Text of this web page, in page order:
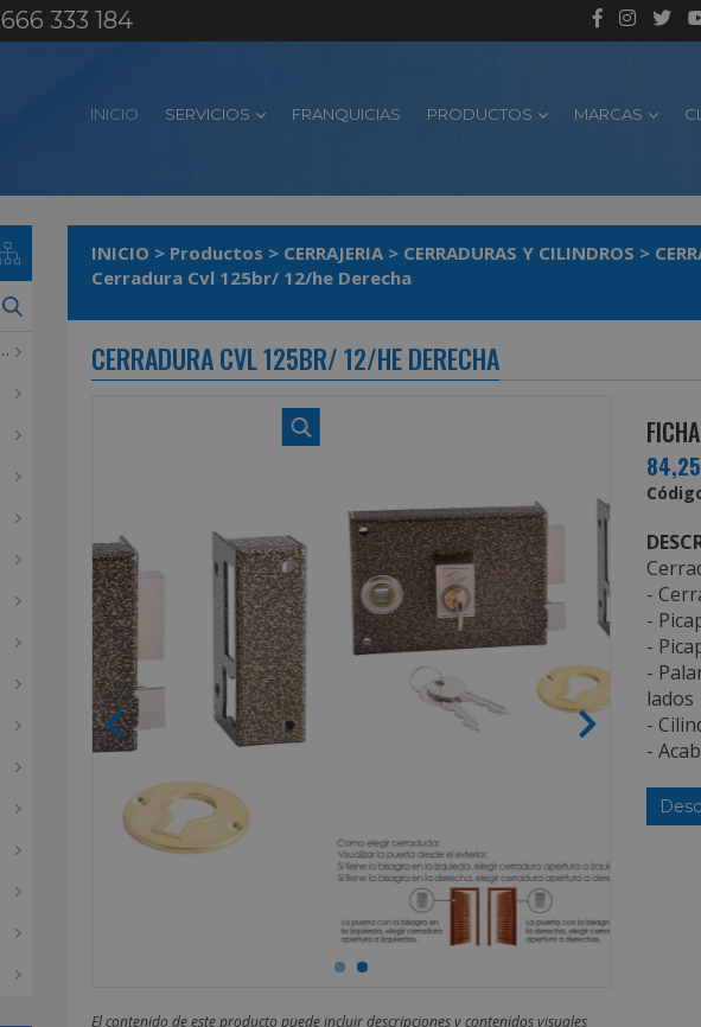
666 333 184
INICIO SERVICIOS FRANQUICIAS PRODUCTOS MARCAS
INICIO > Productos > CERRAJERIA > CERRADURAS Y CILINDROS >
Cerradura Cvl 125br/ 12/he Derecha
CERRADURA CVL 125BR/ 12/HE DERECHA
El contenido de este producto puede incluir descripciones y contenidos visuales
-
-
-
-
lados
-
-